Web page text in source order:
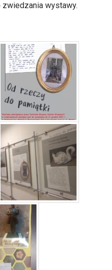
wystawy.